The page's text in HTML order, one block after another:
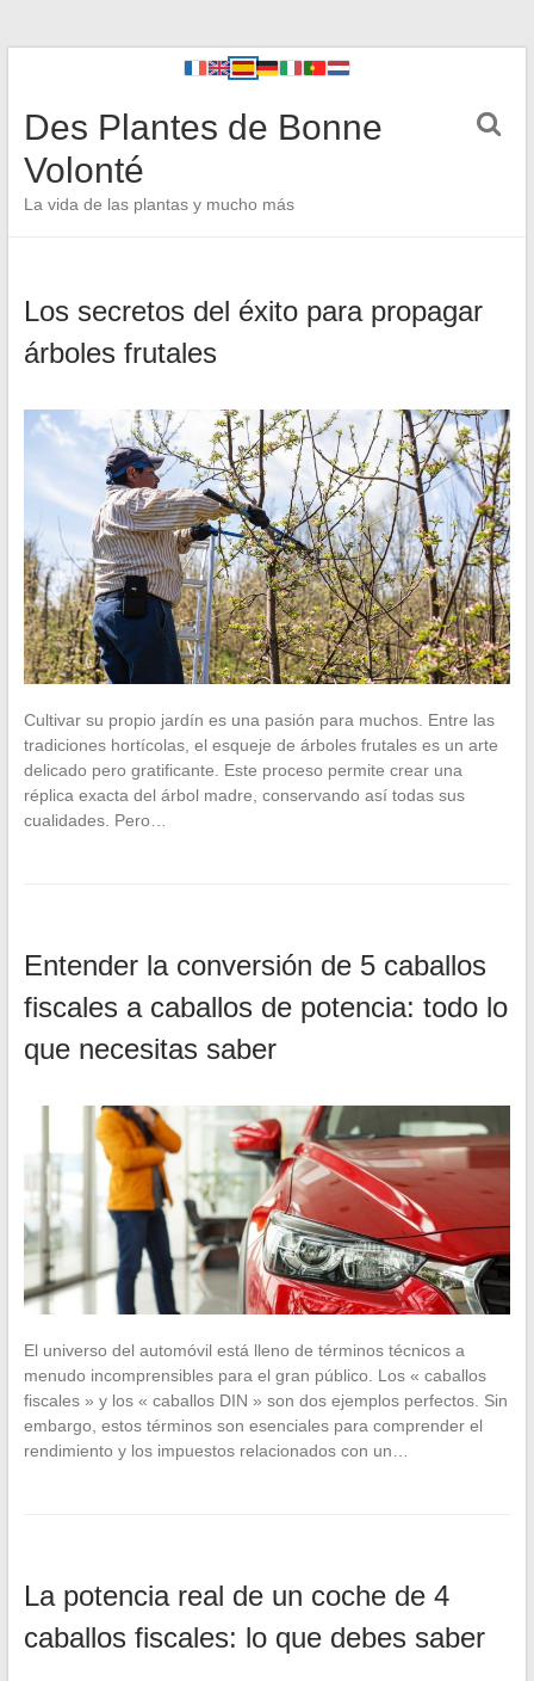
Des Plantes de Bonne
Volonté
La vida de las plantas y mucho más
Los secretos del éxito para propagar
árboles frutales
Cultivar su propio jardín es una pasión para muchos. Entre las
tradiciones hortícolas, el esqueje de árboles frutales es un arte
delicado pero gratificante. Este proceso permite crear una
réplica exacta del árbol madre, conservando así todas sus
cualidades. Pero…
Entender la conversión de 5 caballos
fiscales a caballos de potencia: todo lo
que necesitas saber
El universo del automóvil está lleno de términos técnicos a
menudo incomprensibles para el gran público. Los « caballos
fiscales » y los « caballos DIN » son dos ejemplos perfectos. Sin
embargo, estos términos son esenciales para comprender el
rendimiento y los impuestos relacionados con un…
La potencia real de un coche de 4
caballos fiscales: lo que debes saber